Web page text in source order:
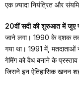
एक ज़्यादा नियंत्रित और
20वीं सदी की शुरुआत में जुए
जाने लगा। 1990 के दशक तक
गया था। 1991 में, मतदाताओं
गेमिंग को वैध बनाने के
जिसने इन ऐतिहासिक खनन